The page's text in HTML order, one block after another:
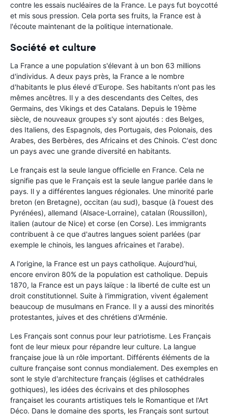
contre les essais nucléaires de la France. Le pays fut boycotté
et mis sous pression. Cela porta ses fruits, la France est à
l'écoute maintenant de la politique internationale.
Société et culture
La France a une population s'élevant à un bon 63 millions
d'individus. A deux pays près, la France a le nombre
d'habitants le plus élevé d'Europe. Ses habitants n'ont pas les
mêmes ancêtres. Il y a des descendants des Celtes, des
Germains, des Vikings et des Catalans. Depuis le 19ème
siècle, de nouveaux groupes s'y sont ajoutés : des Belges,
des Italiens, des Espagnols, des Portugais, des Polonais, des
Arabes, des Berbères, des Africains et des Chinois. C'est donc
un pays avec une grande diversité en habitants.
Le français est la seule langue officielle en France. Cela ne
signifie pas que le Français est la seule langue parlée dans le
pays. Il y a différentes langues régionales. Une minorité parle
breton (en Bretagne), occitan (au sud), basque (à l'ouest des
Pyrénées), allemand (Alsace-Lorraine), catalan (Roussillon),
italien (autour de Nice) et corse (en Corse). Les immigrants
contribuent à ce que d'autres langues soient parlées (par
exemple le chinois, les langues africaines et l'arabe).
A l'origine, la France est un pays catholique. Aujourd'hui,
encore environ 80% de la population est catholique. Depuis
1870, la France est un pays laïque : la liberté de culte est un
droit constitutionnel. Suite à l'immigration, vivent également
beaucoup de musulmans en France. Il y a aussi des minorités
protestantes, juives et des chrétiens d'Arménie.
Les Français sont connus pour leur patriotisme. Les Français
font de leur mieux pour répandre leur culture. La langue
française joue là un rôle important. Différents éléments de la
culture française sont connus mondialement. Des exemples en
sont le style d'architecture français (églises et cathédrales
gothiques), les idées des écrivains et des philosophes
françaiset les courants artistiques tels le Romantique et l'Art
Déco. Dans le domaine des sports, les Français sont surtout